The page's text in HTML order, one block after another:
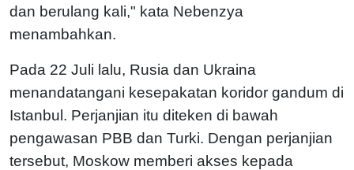
dan berulang kali," kata Nebenzya
menambahkan.
Pada 22 Juli lalu, Rusia dan Ukraina
menandatangani kesepakatan koridor gandum di
Istanbul. Perjanjian itu diteken di bawah
pengawasan PBB dan Turki. Dengan perjanjian
tersebut, Moskow memberi akses kepada